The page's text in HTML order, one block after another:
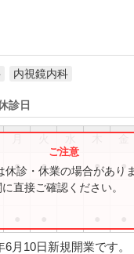
内視鏡内科
診日
● ● ● ●
休診・休業の場合があり
直接ご確認ください。
6月10日新規開業です。